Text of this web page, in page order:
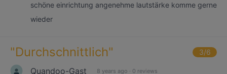
schöne einrichtung angenehme lautstärke komme gerne
wieder
"Durchschnittlich" 3/6
Quandoo-Gast 8 years ago · 0 reviews